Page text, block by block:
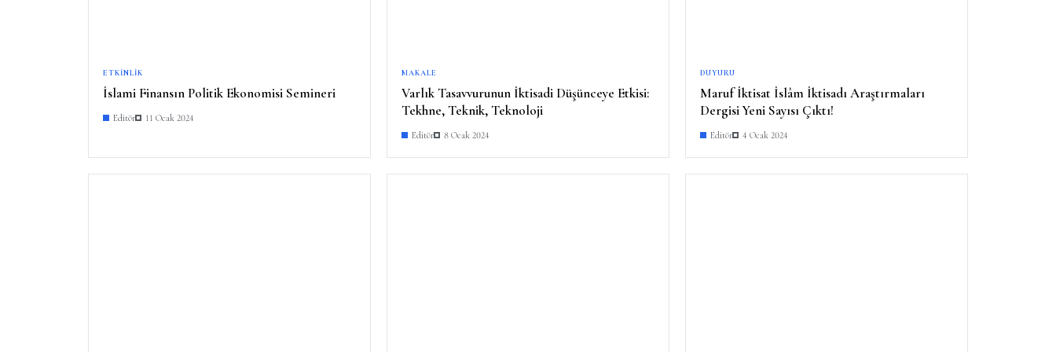
ETKINLIK
İslami Finansın Politik Ekonomisi Semineri
Editör 11 Ocak 2024
MAKALE
Varlık Tasavvurunun İktisadi Düşünceye Etkisi:
Tekhne, Teknik, Teknoloji
Editör 8 Ocak 2024
DUYURU
Maruf İktisat İslâm İktisadı Araştırmaları
Dergisi Yeni Sayısı Çıktı!
Editör 4 Ocak 2024